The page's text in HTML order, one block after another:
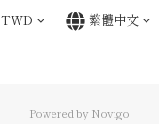
TWD 繁體中文
Powered by Novigo